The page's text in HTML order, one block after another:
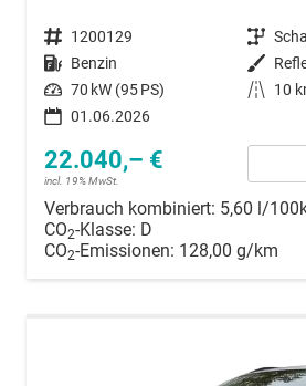
Fahrzeugnummer 1200129 Getriebe
Kraftstoff Benzin Außenfarbe
Leistung 70 kW (95 PS) Kilometerstand
10
01.06.2026
22.040,– €
incl. 19% MwSt.
Verbrauch kombiniert: 5,60 l/
CO2-Klasse: D
CO2-Emissionen: 128,00 g/km